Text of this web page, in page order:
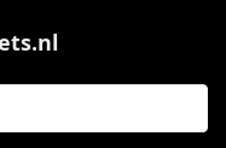
Met Grote Opening – Voor Het Vullen Van Flessen, Olie, Jam, Olie, Specerijen, Flessen, Wijn, Koffie, Thee